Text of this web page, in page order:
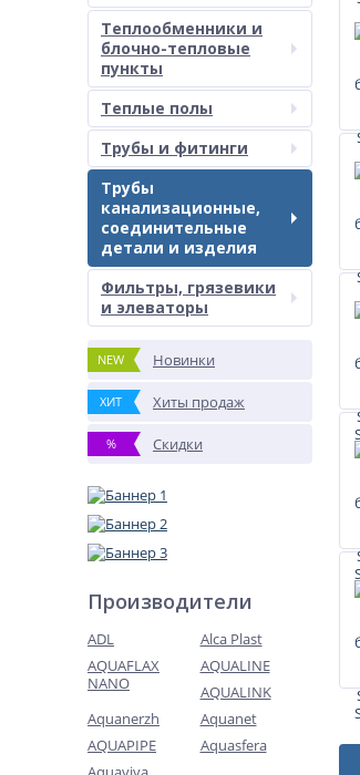
Теплообменники и
блочно-тепловые
пункты
Теплые полы
Трубы и фитинги
Трубы
канализационные,
соединительные
детали и изделия
Фильтры, грязевики
и элеваторы
NEW Новинки
ХИТ Хиты продаж
% Скидки
Производители
ADL
Alca Plast
AQUAFLAX
NANO
AQUALINE
AQUALINK
Aquanerzh
Aquanet
AQUAPIPE
Aquasfera